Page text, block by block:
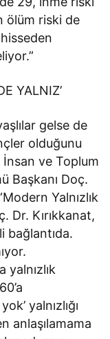
ölüm riski de
YALNIZ’
gelse de
olduğunu
ve Toplum
Başkanı Doç.
Yalnızlık
Dr. Kırıkkanat,
bağlantıda.
yalnızlık
yalnızlığı
anlaşılamama